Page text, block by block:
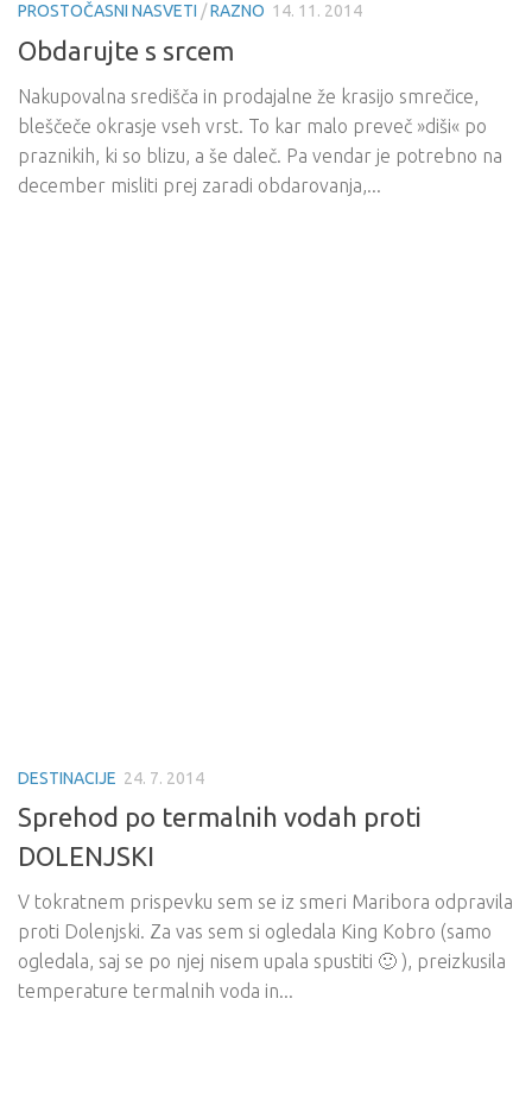
PROSTOČASNI NASVETI /RAZNO 14. 11. 2014
Obdarujte s srcem
Nakupovalna središča in prodajalne že krasijo smrečice,
bleščeče okrasje vseh vrst. To kar malo preveč »diši« po
praznikih, ki so blizu, a še daleč. Pa vendar je potrebno na
december misliti prej zaradi obdarovanja,...
DESTINACIJE 24. 7. 2014
Sprehod po termalnih vodah proti
DOLENJSKI
V tokratnem prispevku sem se iz smeri Maribora odpravila
proti Dolenjski. Za vas sem si ogledala King Kobro (samo
ogledala, saj se po njej nisem upala spustiti 🙂 ), preizkusila
temperature termalnih voda in...